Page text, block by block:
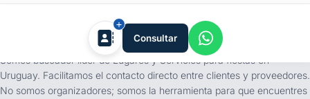
Consultar
tufiesta.com.uy
Somos buscador líder de Lugares y Servicios para fiestas en
Uruguay. Facilitamos el contacto directo entre clientes y proveedores.
No somos organizadores; somos la herramienta para que encuentres